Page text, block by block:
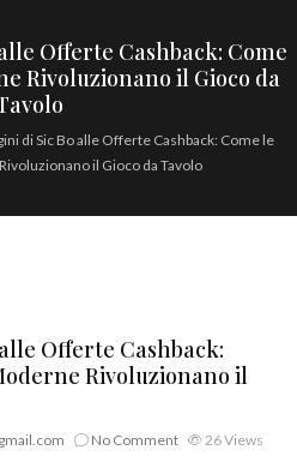
Offerte Cashback: Come
Rivoluzionano il Gioco da
di Sic Bo alle Offerte Cashback: Come le
il Gioco da Tavolo
Offerte Cashback:
Rivoluzionano il
No Comment 26Views